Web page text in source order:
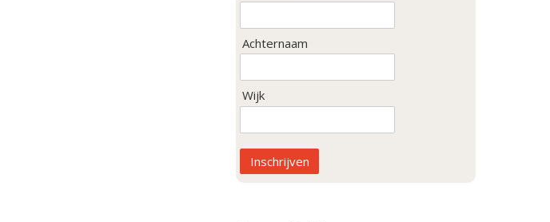
Achternaam
Wijk
Inschrijven